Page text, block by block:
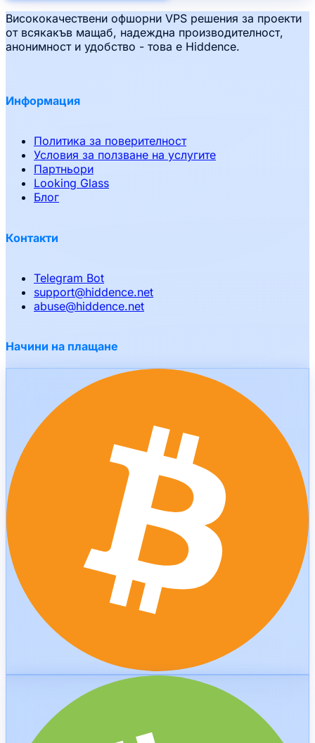
Висококачествени офшорни VPS решения за проекти
от всякакъв мащаб, надеждна производителност,
анонимност и удобство - това е Hiddence.
Информация
Политика за поверителност
Условия за ползване на услугите
Партньори
Looking Glass
Блог
Контакти
Telegram Bot
support@hiddence.net
abuse@hiddence.net
Начини на плащане